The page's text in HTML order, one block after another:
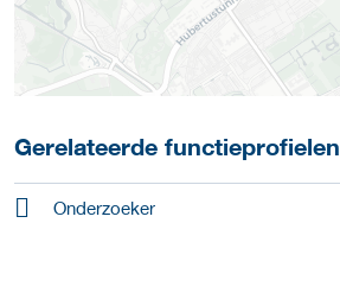
Gerelateerde functieprofielen
Onderzoeker